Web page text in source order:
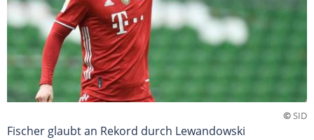
©SID
Fischer glaubt an Rekord durch Lewandowski